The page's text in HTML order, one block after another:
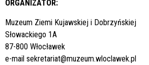
ORGANIZATOR:
Muzeum Ziemi Kujawskiej i Dobrzyńskiej
Słowackiego 1A
87-800 Włocławek
e-mail sekretariat@muzeum.wloclawek.pl